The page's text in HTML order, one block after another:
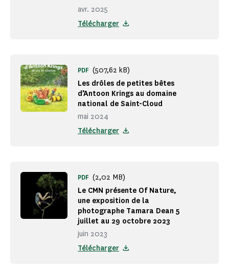
avr. 2025
Télécharger
Les drôles de petites bêtes
d’Antoon Krings au domaine
national de Saint-Cloud
mai 2024
PDF (507,62 kB)
Télécharger
Le CMN présente Of Nature,
une exposition de la
photographe Tamara Dean 5
juillet au 29 octobre 2023
juin 2023
PDF (2,02 MB)
Télécharger